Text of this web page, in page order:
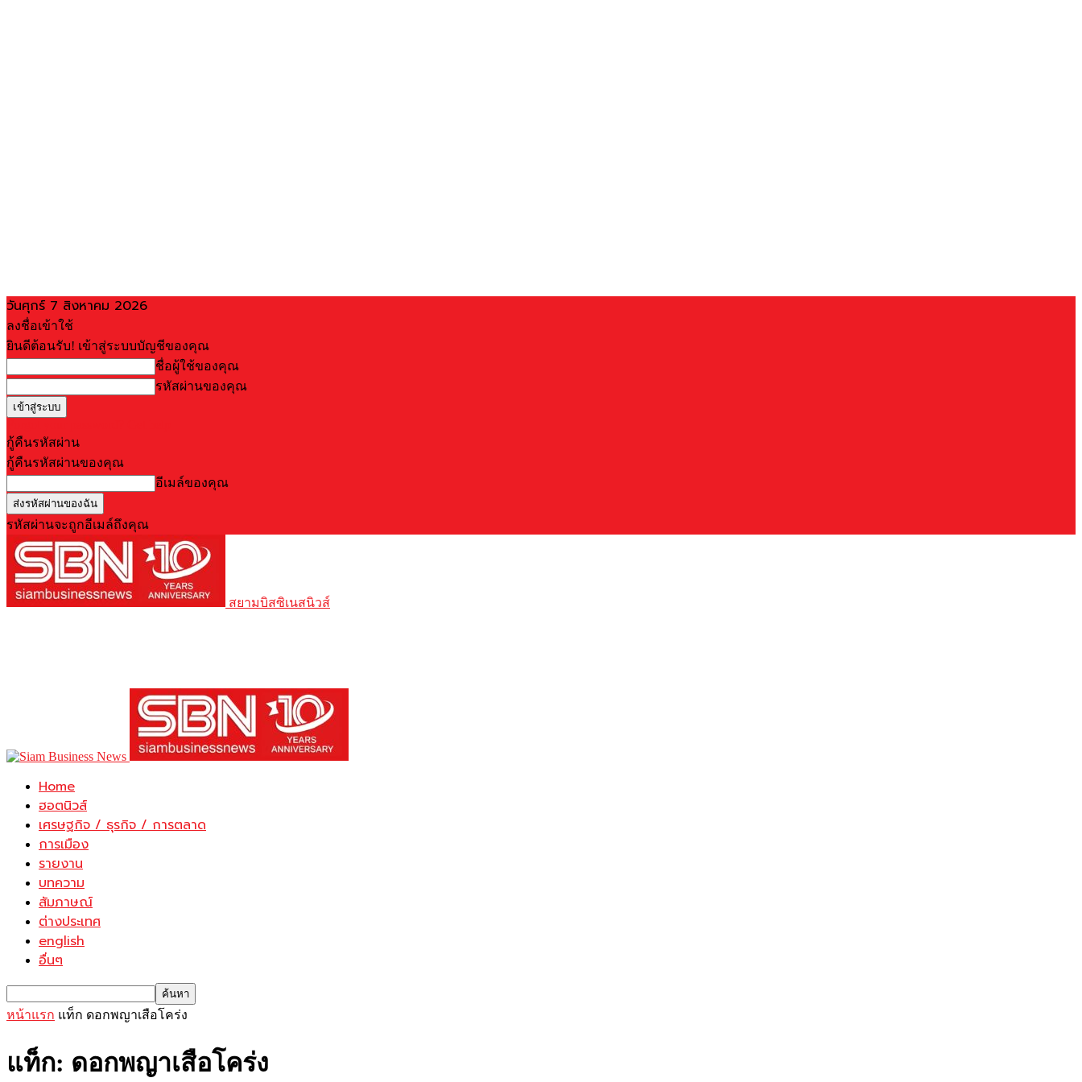
วันศุกร์ 7 สิงหาคม 2026
ลงชื่อเข้าใช้
ยินดีต้อนรับ! เข้าสู่ระบบบัญชีของคุณ
ชื่อผู้ใช้ของคุณ
รหัสผ่านของคุณ
กู้คืนรหัสผ่าน
กู้คืนรหัสผ่านของคุณ
อีเมล์ของคุณ
รหัสผ่านจะถูกอีเมล์ถึงคุณ
สยามบิสซิเนสนิวส์
Home
ฮอตนิวส์
เศรษฐกิจ / ธุรกิจ / การตลาด
การเมือง
รายงาน
บทความ
สัมภาษณ์
ต่างประเทศ
english
อื่นๆ
หน้าแรก แท็ก ดอกพญาเสือโคร่ง
แท็ก: ดอกพญาเสือโคร่ง